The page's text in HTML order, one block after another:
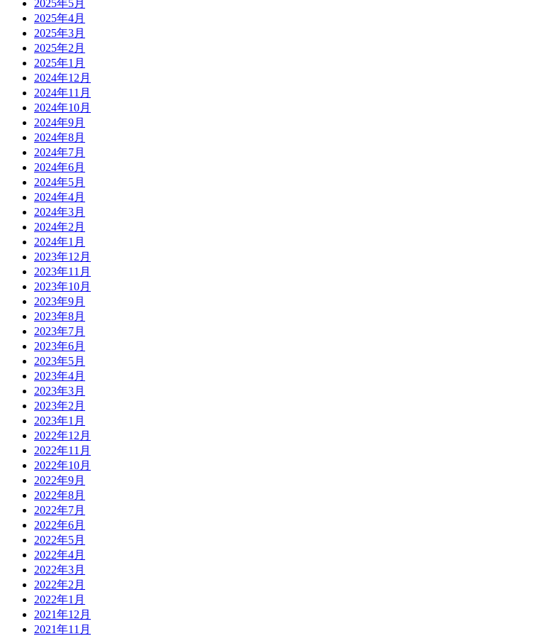
2025年5月
2025年4月
2025年3月
2025年2月
2025年1月
2024年12月
2024年11月
2024年10月
2024年9月
2024年8月
2024年7月
2024年6月
2024年5月
2024年4月
2024年3月
2024年2月
2024年1月
2023年12月
2023年11月
2023年10月
2023年9月
2023年8月
2023年7月
2023年6月
2023年5月
2023年4月
2023年3月
2023年2月
2023年1月
2022年12月
2022年11月
2022年10月
2022年9月
2022年8月
2022年7月
2022年6月
2022年5月
2022年4月
2022年3月
2022年2月
2022年1月
2021年12月
2021年11月